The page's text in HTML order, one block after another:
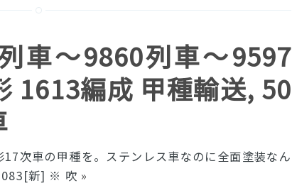
車〜9860列車〜9597
1613編成 甲種輸送, 50
次車の甲種を。ステンレス車なのに全面塗装なん
新] ※ 吹 »